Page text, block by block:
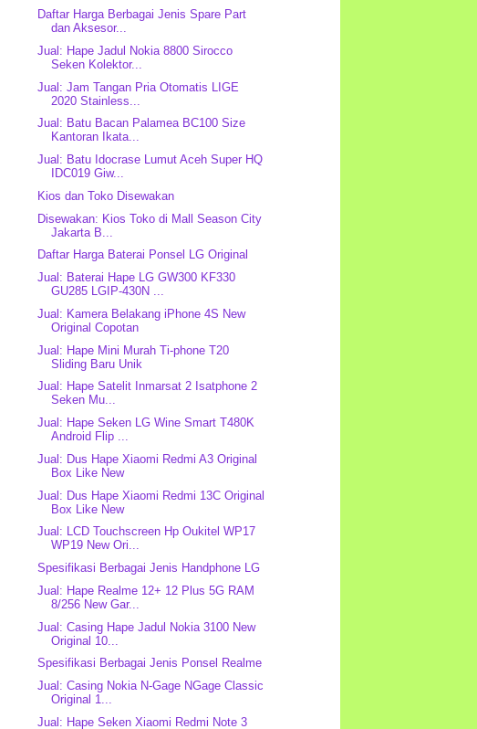
Daftar Harga Berbagai Jenis Spare Part
dan Aksesor...
Jual: Hape Jadul Nokia 8800 Sirocco
Seken Kolektor...
Jual: Jam Tangan Pria Otomatis LIGE
2020 Stainless...
Jual: Batu Bacan Palamea BC100 Size
Kantoran Ikata...
Jual: Batu Idocrase Lumut Aceh Super HQ
IDC019 Giw...
Kios dan Toko Disewakan
Disewakan: Kios Toko di Mall Season City
Jakarta B...
Daftar Harga Baterai Ponsel LG Original
Jual: Baterai Hape LG GW300 KF330
GU285 LGIP-430N ...
Jual: Kamera Belakang iPhone 4S New
Original Copotan
Jual: Hape Mini Murah Ti-phone T20
Sliding Baru Unik
Jual: Hape Satelit Inmarsat 2 Isatphone 2
Seken Mu...
Jual: Hape Seken LG Wine Smart T480K
Android Flip ...
Jual: Dus Hape Xiaomi Redmi A3 Original
Box Like New
Jual: Dus Hape Xiaomi Redmi 13C Original
Box Like New
Jual: LCD Touchscreen Hp Oukitel WP17
WP19 New Ori...
Spesifikasi Berbagai Jenis Handphone LG
Jual: Hape Realme 12+ 12 Plus 5G RAM
8/256 New Gar...
Jual: Casing Hape Jadul Nokia 3100 New
Original 10...
Spesifikasi Berbagai Jenis Ponsel Realme
Jual: Casing Nokia N-Gage NGage Classic
Original 1...
Jual: Hape Seken Xiaomi Redmi Note 3